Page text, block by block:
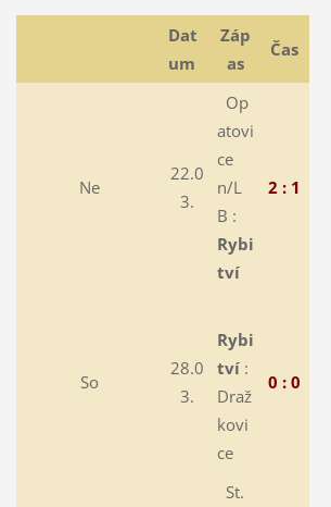
Dat
um
Záp
as
Čas
Ne
22.0
3.
Op
atovi
ce
n/L
B :
Rybi
tví
2 : 1
So
28.0
3.
Rybi
tví:
Draž
kovi
ce
0 : 0
St.